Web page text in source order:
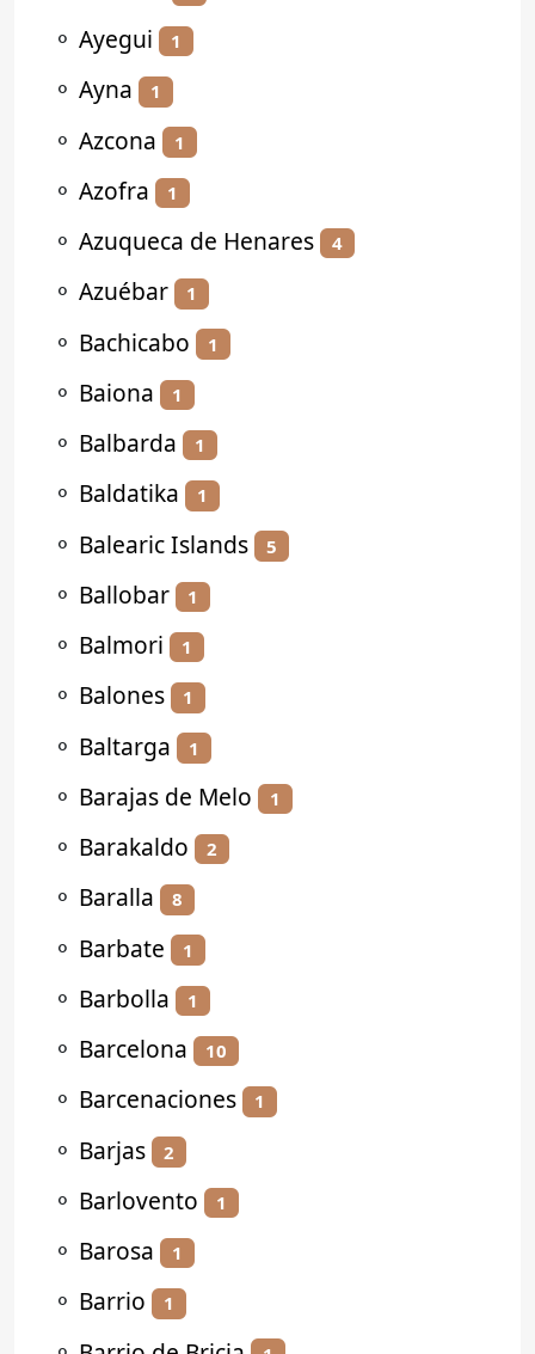
⚬ Ayegui 1
⚬ Ayna 1
⚬ Azcona 1
⚬ Azofra 1
⚬ Azuqueca de Henares 4
⚬ Azuébar 1
⚬ Bachicabo 1
⚬ Baiona 1
⚬ Balbarda 1
⚬ Baldatika 1
⚬ Balearic Islands 5
⚬ Ballobar 1
⚬ Balmori 1
⚬ Balones 1
⚬ Baltarga 1
⚬ Barajas de Melo 1
⚬ Barakaldo 2
⚬ Baralla 8
⚬ Barbate 1
⚬ Barbolla 1
⚬ Barcelona 10
⚬ Barcenaciones 1
⚬ Barjas 2
⚬ Barlovento 1
⚬ Barosa 1
⚬ Barrio 1